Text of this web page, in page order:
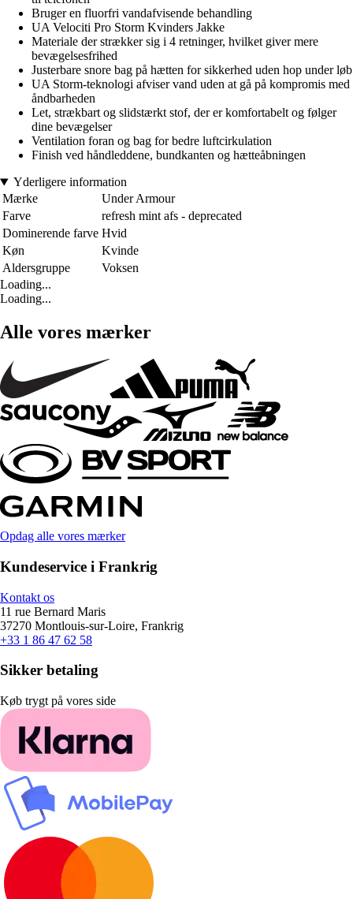
Bruger en fluorfri vandafvisende behandling
UA Velociti Pro Storm Kvinders Jakke
Materiale der strækker sig i 4 retninger, hvilket giver mere
bevægelsesfrihed
Justerbare snore bag på hætten for sikkerhed uden hop under løb
UA Storm-teknologi afviser vand uden at gå på kompromis med
åndbarheden
Let, strækbart og slidstærkt stof, der er komfortabelt og følger
dine bevægelser
Ventilation foran og bag for bedre luftcirkulation
Finish ved håndleddene, bundkanten og hætteåbningen
Yderligere information
Mærke
Under Armour
Farve
refresh mint afs - deprecated
Dominerende farve Hvid
Køn
Kvinde
Aldersgruppe
Voksen
Loading...
Loading...
Alle vores mærker
Opdag alle vores mærker
Kundeservice i Frankrig
Kontakt os
11 rue Bernard Maris
37270 Montlouis-sur-Loire, Frankrig
+33 1 86 47 62 58
Sikker betaling
Køb trygt på vores side